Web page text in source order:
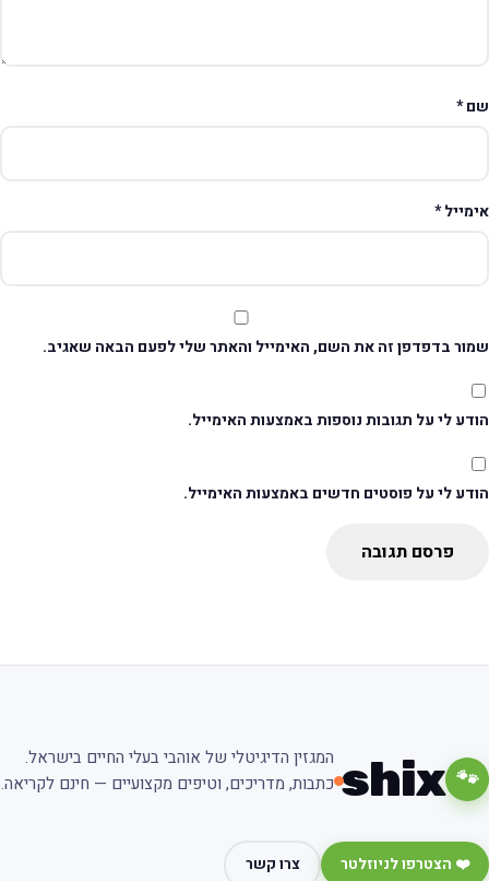
*
*
בדפדפן זה את השם, האימייל והאתר שלי לפעם הבאה שאגיב.
לי על תגובות נוספות באמצעות האימייל.
לי על פוסטים חדשים באמצעות האימייל.
פרסם תגובה
🐾
shix
המגזין הדיגיטלי של אוהבי בעלי החיים בישראל.
כתבות, מדריכים, וטיפים מקצועיים — חינם לקריאה.
❤️ הצטרפו לניוזלטר צרו קשר